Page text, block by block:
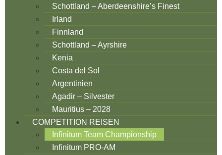
Schottland – Aberdeenshire’s Finest
Irland
Finnland
Schottland – Ayrshire
Kenia
Costa del Sol
Argentinien
Agadir – Silvester
Mauritius – 2028
COMPETITION REISEN
Infinitum Team Championship
Infinitum PRO-AM